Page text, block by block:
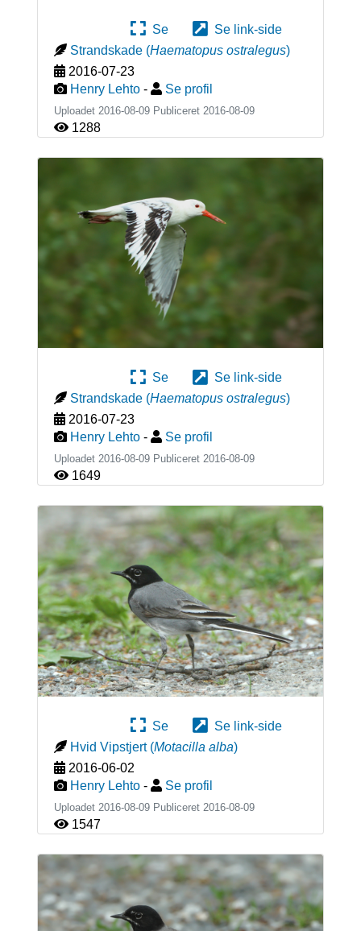
Se
Se link-side
Strandskade (Haematopus ostralegus)
2016-07-23
Henry Lehto - Se profil
Uploadet 2016-08-09 Publiceret 2016-08-09
1288
Se
Se link-side
Strandskade (Haematopus ostralegus)
2016-07-23
Henry Lehto - Se profil
Uploadet 2016-08-09 Publiceret 2016-08-09
1649
Se
Se link-side
Hvid Vipstjert (Motacilla alba)
2016-06-02
Henry Lehto - Se profil
Uploadet 2016-08-09 Publiceret 2016-08-09
1547